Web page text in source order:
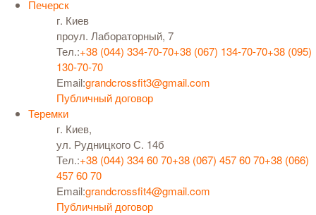
Печерск
г. Киев
проул. Лабораторный, 7
Тел.:+38 (044) 334-70-70+38 (067) 134-70-70+38 (095)
130-70-70
Email:grandcrossfit3@gmail.com
Публичный договор
Теремки
г. Киев,
ул. Рудницкого С. 14б
Тел.:+38 (044) 334 60 70+38 (067) 457 60 70+38 (066)
457 60 70
Email:grandcrossfit4@gmail.com
Публичный договор